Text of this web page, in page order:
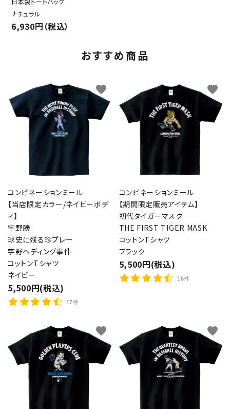
ナチュラル
6,930円（税込）
おすすめ商品
コンビネーションミール
【当店限定カラー/ネイビーボデ
ィ】
宇野勝
球史に残る珍プレー
宇野ヘディング事件
コットンTシャツ
ネイビー
5,500円(税込)
17件
favorite
コンビネーションミール
【期間限定販売アイテム】
初代タイガーマスク
THE FIRST TIGER MASK
コットンTシャツ
ブラック
5,500円(税込)
16件
favorite
favorite favorite